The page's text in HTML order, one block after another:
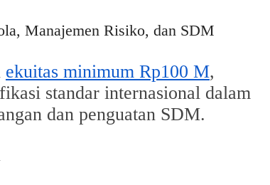
Manajemen Risiko, dan SDM
ekuitas minimum Rp100 M,
standar internasional dalam
dan penguatan SDM.